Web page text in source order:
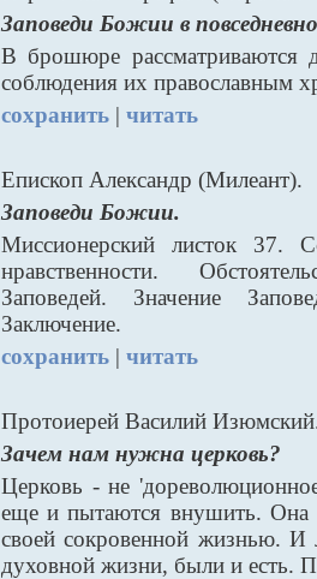
Заповеди Божии в
В брошюре рассматриваются
соблюдения их православным
сохранить | читать
Епископ Александр (Милеант).
Заповеди Божии.
Миссионерский листок 37.
нравственности.
Заповедей. Значение
Заключение.
сохранить | читать
Протоиерей Василий
Зачем нам нужна церковь?
Церковь - не
еще и пытаются внушить. Она
своей сокровенной жизнью.
духовной жизни, были и есть.